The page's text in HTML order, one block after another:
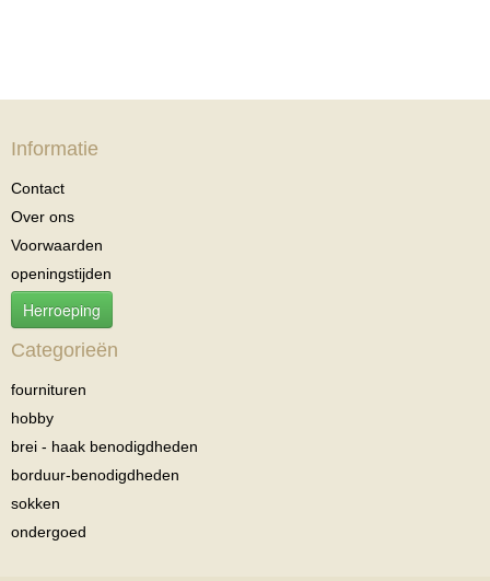
Informatie
Contact
Over ons
Voorwaarden
openingstijden
Herroeping
Categorieën
fournituren
hobby
brei - haak benodigdheden
borduur-benodigdheden
sokken
ondergoed